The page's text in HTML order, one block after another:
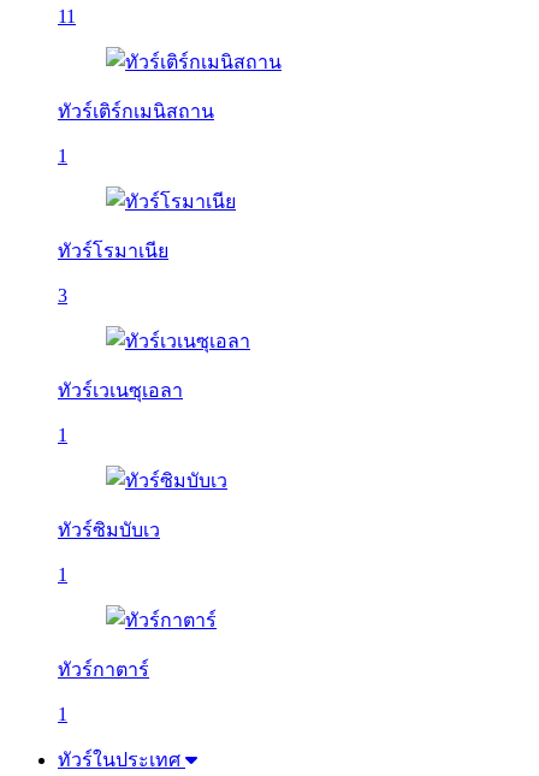
11
ทัวร์เติร์กเมนิสถาน
1
ทัวร์โรมาเนีย
3
ทัวร์เวเนซุเอลา
1
ทัวร์ซิมบับเว
1
ทัวร์กาตาร์
1
ทัวร์ในประเทศ